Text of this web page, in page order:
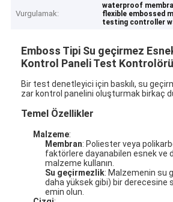
Vurgulamak:
waterproof
flexible embossed
testing controller
Emboss Tipi Su geçirmez
Kontrol Paneli Test
Bir test denetleyici için baskılı, su
zar kontrol panelini oluşturmak birkaç
Temel Özellikler
Malzeme:
Membran: Poliester veya
faktörlere dayanabilen esnek ve
malzeme kullanın.
Su geçirmezlik: Malzemenin su
daha yüksek gibi) bir derecesine
emin olun.